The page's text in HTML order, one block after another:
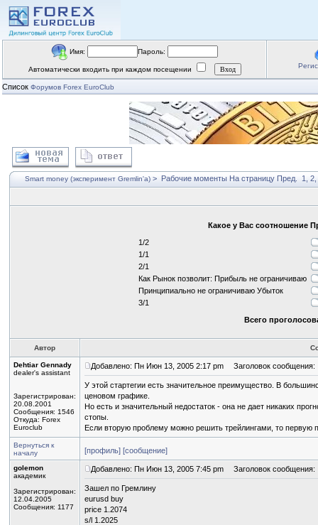
Имя: Пароль:
Автоматически входить при каждом посещении
Список Форумов Forex EuroClub
Smart money (эксперимент Gremlin'a) > Рабочие моменты На страницу Пред. 1 2
Какое у Вас соотношение
1/2
1/1
2/1
Как Рынок позволит: Прибыль не ограничиваю
Принципиально не ограничиваю Убыток
3/1
Всего
Автор
Dehtiar Gennady
dealer's assistant
Зарегистрирован:
20.08.2001
Сообщения: 1546
Откуда: Forex
Euroclub
Добавлено: Пн Июн 13, 2005 2:17 pm Заголовок сообщения:
У этой стартегии есть значительное преимущество. В
ценовом графике.
Но есть и значительный недостаток - она не дает никаких
стопы.
Если вторую проблему можно решить трейлингами, то первую
Вернуться к
началу
[профиль] [сообщение]
golemon
академик
Зарегистрирован:
12.04.2005
Сообщения: 1177
Добавлено: Пн Июн 13, 2005 7:45 pm Заголовок сообщения:
Зашел по Гремлину
eurusd buy
price 1.2074
s/l 1.2025